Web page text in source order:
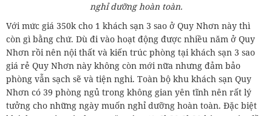
nghỉ dưỡng hoàn toàn.
Với mức giá 350k cho 1 khách sạn 3 sao ở Quy Nhơn này thì
còn gì bằng chứ. Dù đi vào hoạt động được nhiều năm ở Quy
Nhơn rồi nên nội thất và kiến trúc phòng tại khách sạn 3 sao
giá rẻ Quy Nhơn này không còn mới nữa nhưng đảm bảo
phòng vẫn sạch sẽ và tiện nghi. Toàn bộ khu khách sạn Quy
Nhơn có 39 phòng ngủ trong không gian yên tĩnh nên rất lý
tưởng cho những ngày muốn nghỉ dưỡng hoàn toàn. Đặc biệt